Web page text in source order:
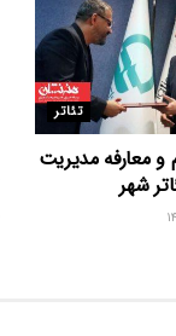
تئاتر
و معارفه مدیریت
شهر